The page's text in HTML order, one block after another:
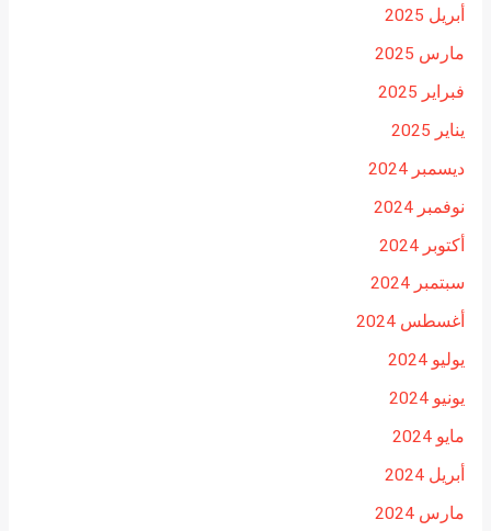
أبريل 2025
مارس 2025
فبراير 2025
يناير 2025
ديسمبر 2024
نوفمبر 2024
أكتوبر 2024
سبتمبر 2024
أغسطس 2024
يوليو 2024
يونيو 2024
مايو 2024
أبريل 2024
مارس 2024